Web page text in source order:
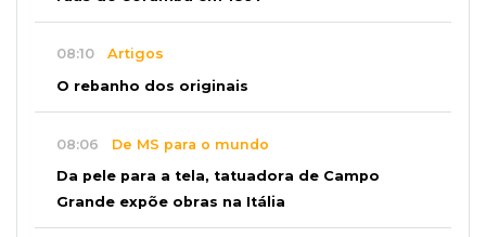
08:10 Artigos
O rebanho dos originais
08:06 De MS para o mundo
Da pele para a tela, tatuadora de Campo
Grande expõe obras na Itália